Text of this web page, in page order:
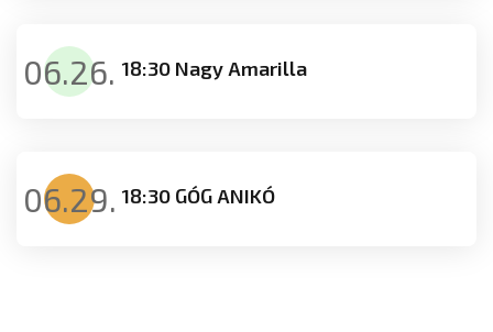
06.26. 18:30 Nagy Amarilla
06.29. 18:30 GÓG ANIKÓ